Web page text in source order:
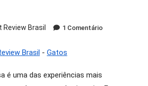
Review Brasil 1 ComentárioEm
Brasil- Gatos
é uma das experiências mais